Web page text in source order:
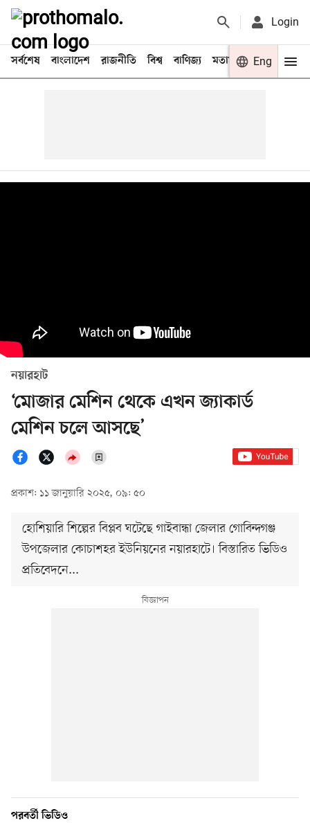
Login
সর্বশেষ বাংলাদেশ রাজনীতি বিশ্ব বাণিজ্য মতামত খেলা
Eng
নয়ারহাট
‘মোজার মেশিন থেকে এখন জ্যাকার্ড
মেশিন চলে আসছে’
প্রকাশ: ১১ জানুয়ারি ২০২৫, ০৯: ৫০
হোশিয়ারি শিল্পের বিপ্লব ঘটেছে গাইবান্ধা জেলার গোবিন্দগঞ্জ
উপজেলার কোচাশহর ইউনিয়নের নয়ারহাটে। বিস্তারিত ভিডিও
প্রতিবেদনে...
পরবর্তী ভিডিও